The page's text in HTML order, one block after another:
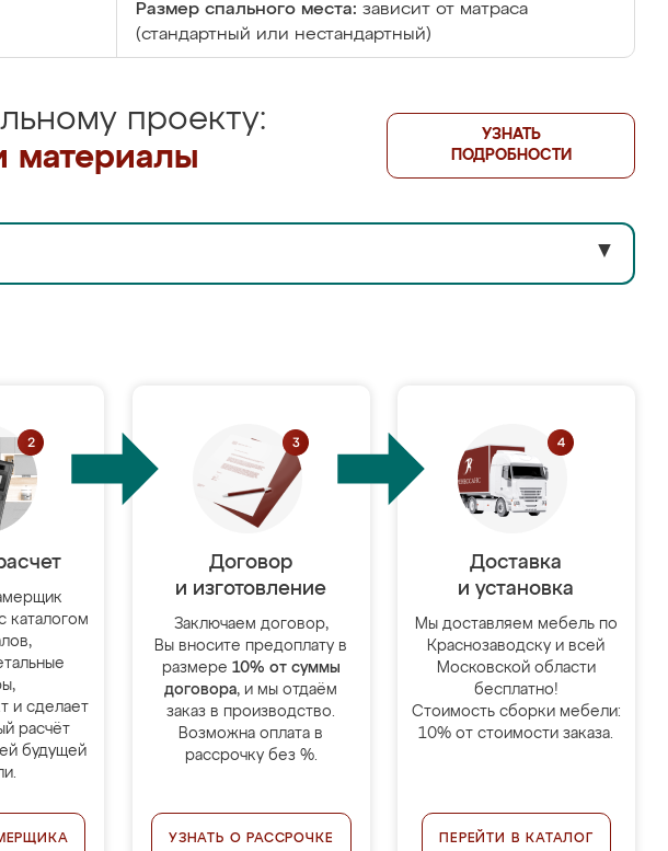
Размер спального места: зависит от матраса
(стандартный или нестандартный)
проекту:
материалы
УЗНАТЬ
ПОДРОБНОСТИ
▼
каталогом
и сделает
расчёт
будущей
Договор
и изготовление
Заключаем договор,
Вы вносите предоплату в
размере 10% от суммы
договора, и мы отдаём
заказ в производство.
Возможна оплата в
рассрочку без %.
УЗНАТЬ О РАССРОЧКЕ
Доставка
и установка
Мы доставляем мебель по
Краснозаводску и всей
Московской области
бесплатно!
Стоимость сборки мебели:
10% от стоимости заказа.
ПЕРЕЙТИ В КАТАЛОГ